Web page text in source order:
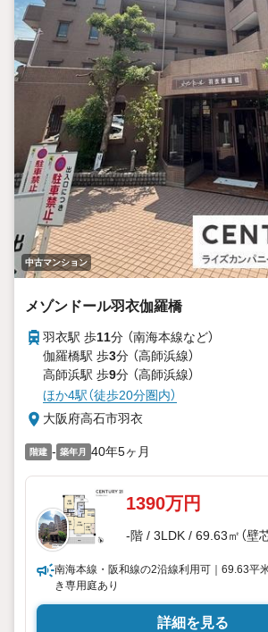
中古マンション
メゾンドール羽衣伽羅橋
羽衣駅 歩11分 （南海本線など）
伽羅橋駅 歩3分 （高師浜線）
高師浜駅 歩9分 （高師浜線）
ほか4駅（徒歩20分圏内）
大阪府高石市羽衣
階建 - 築年月 40年5ヶ月
1390万円
-階 / 3LDK / 69.63㎡（壁芯
南海本線・阪和線の2沿線利用可｜69.63平
き専用庭あり
詳細を見る